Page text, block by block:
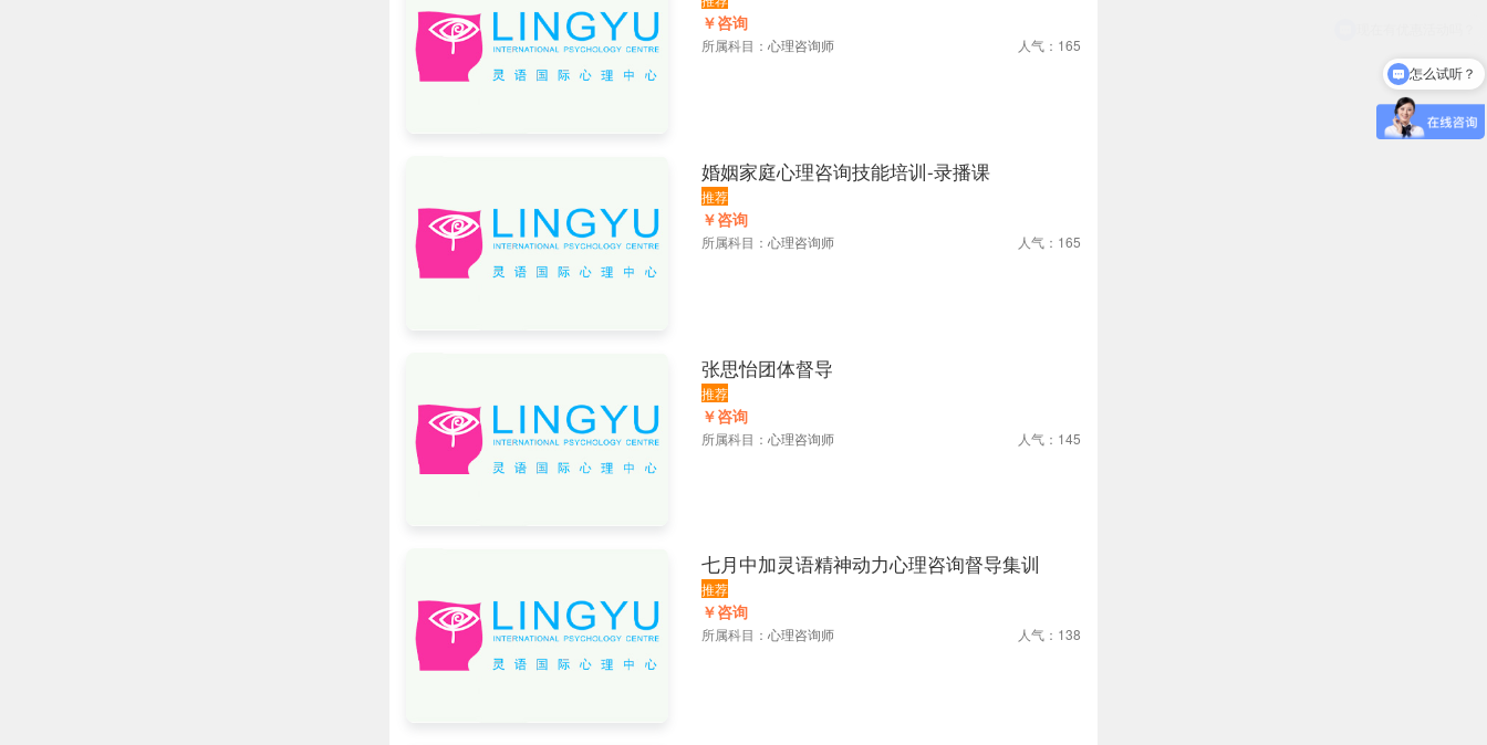
￥咨询
所属科目： 心理咨询师 人气：165
婚姻家庭心理咨询技能培训-录播课
推荐
￥咨询
所属科目： 心理咨询师 人气：165
张思怡团体督导
推荐
￥咨询
所属科目： 心理咨询师 人气：145
七月中加灵语精神动力心理咨询督导集训
推荐
￥咨询
所属科目： 心理咨询师 人气：138
怎么试听？